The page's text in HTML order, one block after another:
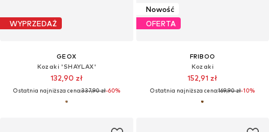
WYPRZEDAŻ
GEOX
Kozaki 'SHAYLAX'
132,90 zł
Ostatnia najniższa cena:337,90 zł-60%
Nowość
OFERTA
FRIBOO
Kozaki
152,91 zł
Ostatnia najniższa cena:169,90 zł-10%